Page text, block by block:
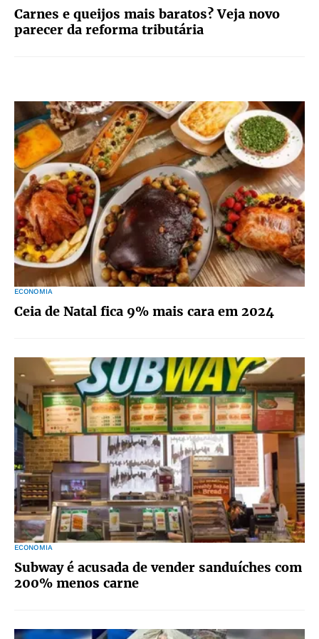
Carnes e queijos mais baratos? Veja novo
parecer da reforma tributária
ECONOMIA
Ceia de Natal fica 9% mais cara em 2024
ECONOMIA
Subway é acusada de vender sanduíches com
200% menos carne